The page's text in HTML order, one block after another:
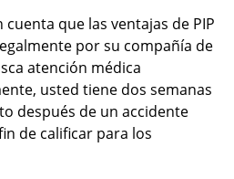
que las ventajas de PIP
por su compañía de
atención médica
usted tiene dos semanas
después de un accidente
de calificar para los